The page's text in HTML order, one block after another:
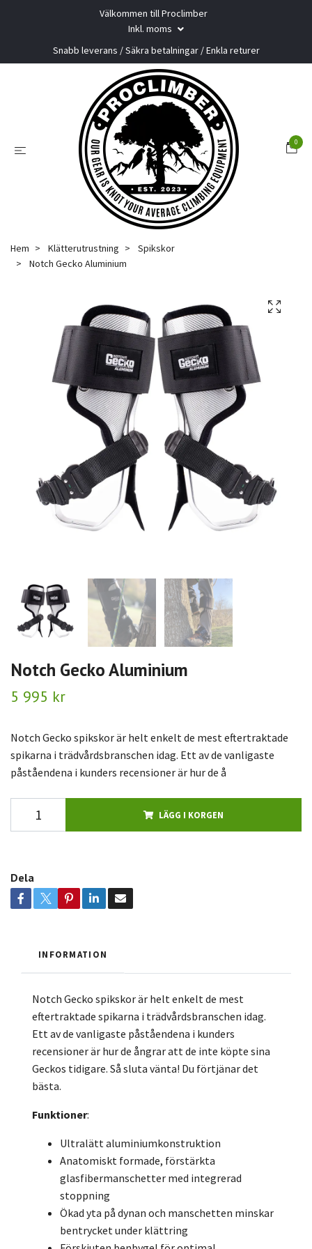
Välkommen till Proclimber
Inkl. moms
Snabb leverans / Säkra betalningar / Enkla returer
0
Hem Klätterutrustning
Spikskor
Notch Gecko Aluminium
Notch Gecko Aluminium
5 995 kr
Notch Gecko spikskor är helt enkelt de mest eftertraktade
spikarna i trädvårdsbranschen idag. Ett av de vanligaste
påståendena i kunders recensioner är hur de å
LÄGG I KORGEN
Dela
INFORMATION
Notch Gecko spikskor är helt enkelt de mest
eftertraktade spikarna i trädvårdsbranschen idag.
Ett av de vanligaste påståendena i kunders
recensioner är hur de ångrar att de inte köpte sina
Geckos tidigare. Så sluta vänta! Du förtjänar det
bästa.
Funktioner:
Ultralätt aluminiumkonstruktion
Anatomiskt formade, förstärkta
glasfibermanschetter med integrerad
stoppning
Ökad yta på dynan och manschetten minskar
bentrycket under klättring